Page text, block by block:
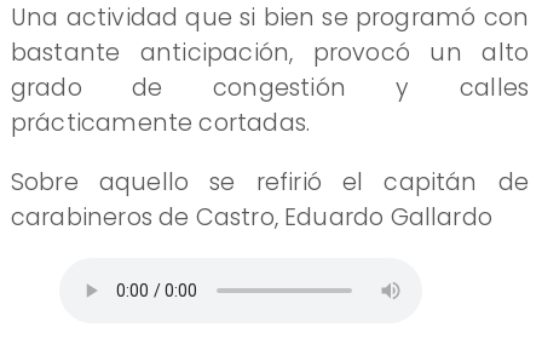
Una actividad que si bien se programó con
bastante anticipación, provocó un alto
grado de congestión y calles
prácticamente cortadas.
Sobre aquello se refirió el capitán de
carabineros de Castro, Eduardo Gallardo